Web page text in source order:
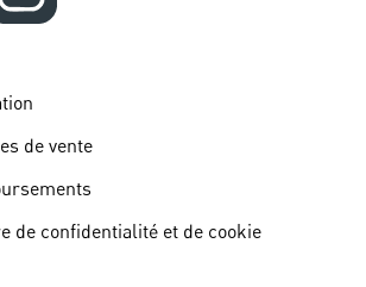
de vente
de confidentialité et de cookie